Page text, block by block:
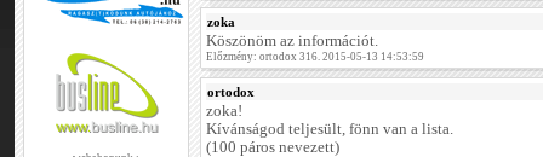
zoka
Köszönöm az információt.
Előzmény: ortodox 316. 2015-05-13 14:53:59
ortodox
zoka!
Kívánságod teljesült, fönn van a lista.
(100 páros nevezett)